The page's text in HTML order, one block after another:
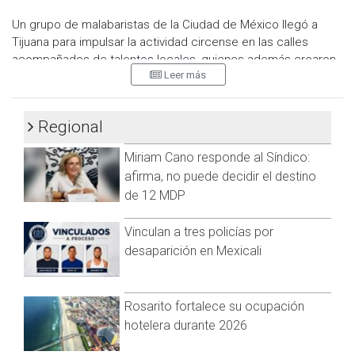
instalaciones.
Visita y accede a todo nuestro contenido |
www.cadenanoticias.com| Twitter:@cadena_noticias
@cadenanoticiasmx| Instagram:
@cadena_noticias| TikTok:@CadenaNoticias| Telegram:
https://t.me/GrupoCadenaResumen
Un grupo de malabaristas de la Ciudad de México llegó a
Tijuana para impulsar la actividad circense en las calles
acompañados de talentos locales, quienes además crearon
el colectivo "Tijuana Circus" que está enfocado en brindar
espacios culturales en eventos sociales.
Ana Karen Tirado Ramírez, una joven malabarista, dijo en
entrevista que ha sido difícil darse a conocer en la región
Leer más
Regional
Miriam Cano responde al Síndico:
afirma, no puede decidir el destino
de 12 MDP
Vinculan a tres policías por
desaparición en Mexicali
Rosarito fortalece su ocupación
hotelera durante 2026